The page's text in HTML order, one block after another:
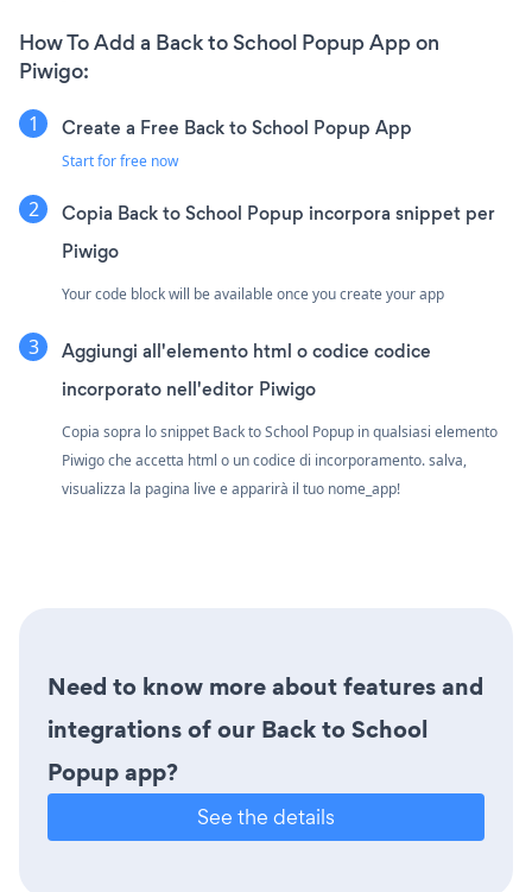
How To Add a Back to School Popup App on
Piwigo:
Create a Free Back to School Popup App
Start for free now
Copia Back to School Popup incorpora snippet per
Piwigo
Your code block will be available once you create your app
Aggiungi all'elemento html o codice codice
incorporato nell'editor Piwigo
Copia sopra lo snippet Back to School Popup in qualsiasi elemento
Piwigo che accetta html o un codice di incorporamento. salva,
visualizza la pagina live e apparirà il tuo nome_app!
Need to know more about features and
integrations of our Back to School
Popup app?
See the details